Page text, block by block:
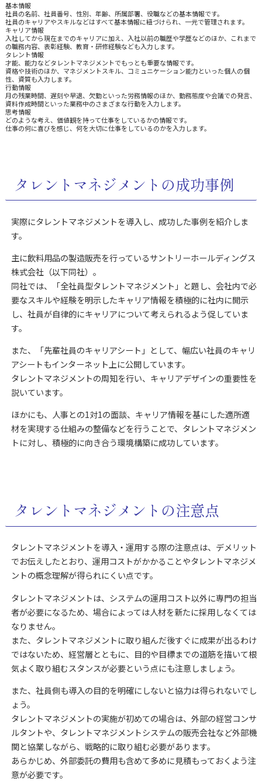
基本情報
社員の名前、社員番号、性別、年齢、所属部署、役職などの基本情報です。
社員のキャリアやスキルなどはすべて基本情報に紐づけられ、一元で管理されます。
キャリア情報
入社してから現在までのキャリアに加え、入社以前の職歴や学歴などのほか、これまで
の職務内容、表彰経験、教育・研修経験なども入力します。
タレント情報
才能、能力などタレントマネジメントでもっとも重要な情報です。
資格や技術のほか、マネジメントスキル、コミュニケーション能力といった個人の個
性、資質も入力します。
行動情報
月の残業時間、遅刻や早退、欠勤といった労務情報のほか、勤務態度や会議での発言、
資料作成時間といった業務中のさまざまな行動を入力します。
思考情報
どのような考え、価値観を持って仕事をしているかの情報です。
仕事の何に喜びを感じ、何を大切に仕事をしているのかを入力します。
タレントマネジメントの成功事例
実際にタレントマネジメントを導入し、成功した事例を紹介しま
す。
主に飲料用品の製造販売を行っているサントリーホールディングス
株式会社（以下同社）。
同社では、「全社員型タレントマネジメント」と題し、会社内で必
要なスキルや経験を明示したキャリア情報を積極的に社内に開示
し、社員が自律的にキャリアについて考えられるよう促していま
す。
また、「先輩社員のキャリアシート」として、幅広い社員のキャリ
アシートもインターネット上に公開しています。
タレントマネジメントの周知を行い、キャリアデザインの重要性を
説いています。
ほかにも、人事との1対1の面談、キャリア情報を基にした適所適
材を実現する仕組みの整備などを行うことで、タレントマネジメン
トに対し、積極的に向き合う環境構築に成功しています。
タレントマネジメントの注意点
タレントマネジメントを導入・運用する際の注意点は、デメリット
でお伝えしたとおり、運用コストがかかることやタレントマネジメ
ントの概念理解が得られにくい点です。
タレントマネジメントは、システムの運用コスト以外に専門の担当
者が必要になるため、場合によっては人材を新たに採用しなくては
なりません。
また、タレントマネジメントに取り組んだ後すぐに成果が出るわけ
ではないため、経営層とともに、目的や目標までの道筋を描いて根
気よく取り組むスタンスが必要という点にも注意しましょう。
また、社員側も導入の目的を明確にしないと協力は得られないでし
ょう。
タレントマネジメントの実施が初めての場合は、外部の経営コンサ
ルタントや、タレントマネジメントシステムの販売会社など外部機
関と協業しながら、戦略的に取り組む必要があります。
あらかじめ、外部委託の費用も含めて多めに見積もっておくよう注
意が必要です。